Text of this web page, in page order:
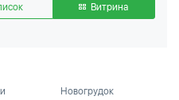
Витрина
Новогрудок